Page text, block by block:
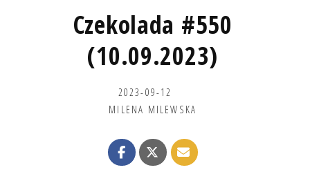
Czekolada #550
(10.09.2023)
2023-09-12
MILENA MILEWSKA